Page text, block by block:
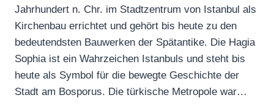
Jahrhundert n. Chr. im Stadtzentrum von Istanbul als
Kirchenbau errichtet und gehört bis heute zu den
bedeutendsten Bauwerken der Spätantike. Die Hagia
Sophia ist ein Wahrzeichen Istanbuls und steht bis
heute als Symbol für die bewegte Geschichte der
Stadt am Bosporus. Die türkische Metropole war…